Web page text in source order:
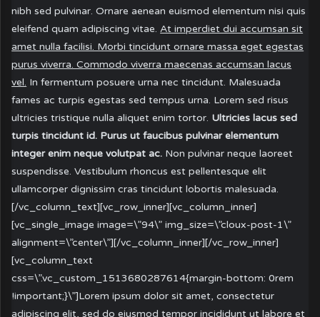
nibh sed pulvinar. Ornare aenean euismod elementum nisi quis
eleifend quam adipiscing vitae.At imperdiet dui accumsan sit
amet nulla facilisi. Morbi tincidunt ornare massa eget egestas
purus viverra. Commodo viverra maecenas accumsan lacus
vel. In fermentum posuere urna nec tincidunt. Malesuada
fames ac turpis egestas sed tempus urna. Lorem sed risus
ultricies tristique nulla aliquet enim tortor. Ultricies lacus sed
turpis tincidunt id. Purus ut faucibus pulvinar elementum
integer enim neque volutpat ac. Non pulvinar neque laoreet
suspendisse. Vestibulum rhoncus est pellentesque elit
ullamcorper dignissim cras tincidunt lobortis malesuada.
[/vc_column_text][vc_row_inner][vc_column_inner]
[vc_single_image image=\”94\” img_size=\”cloux-post-1\”
alignment=\”center\”][/vc_column_inner][/vc_row_inner]
[vc_column_text
css=\”.vc_custom_1513680287614{margin-bottom: 0rem
!important;}\”]Lorem ipsum dolor sit amet, consectetur
adipiscing elit, sed do eiusmod tempor incididunt ut labore et